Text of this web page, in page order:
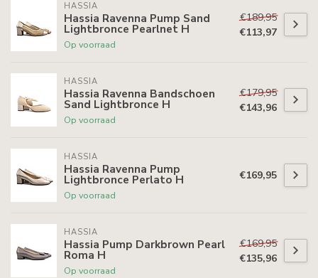
HASSIA
Hassia Ravenna Pump Sand
Lightbronce Pearlnet H
Op voorraad
€189,95
€113,97
HASSIA
Hassia Ravenna Bandschoen
Sand Lightbronce H
Op voorraad
€179,95
€143,96
HASSIA
Hassia Ravenna Pump
Lightbronce Perlato H
Op voorraad
€169,95
HASSIA
Hassia Pump Darkbrown Pearl
Roma H
Op voorraad
€169,95
€135,96